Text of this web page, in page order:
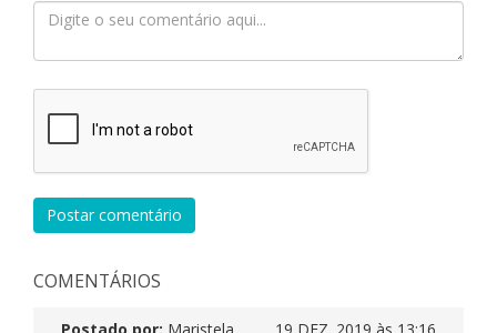
Postar comentário
COMENTÁRIOS